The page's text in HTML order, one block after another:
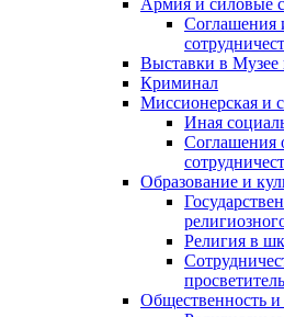
Армия и силовые
Соглашения
Выставки в
Криминал
Миссионерская и
Иная
Соглашения
Образование и
Религия в
Общественность